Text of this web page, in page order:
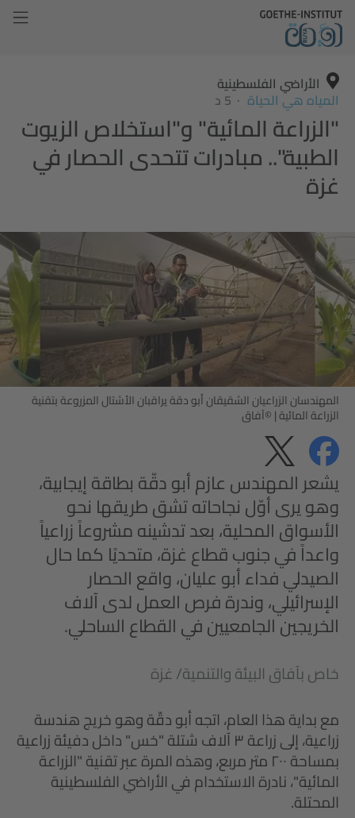
الأراضي الفلسطينية
المياه هي الحياة
"الزراعة المائية" و"استخلاص الزيوت
الطبية".. مبادرات تتحدى الحصار في
غزة
المهندسان الزراعيان الشقيقان أبو دقة يراقبان الأشتال المزروعة بتقنية
الزراعة المائية|©آفاق
مشاركةمشاركة
يشعر المهندس عازم أبو دقّة بطاقة إيجابية،
وهو يرى أوّل نجاحاته تشق طريقها نحو
الأسواق المحلية، بعد تدشينه مشروعاً زراعياً
واعداً في جنوب قطاع غزة، متحديًا كما حال
الصيدلي فداء أبو عليان، واقع الحصار
الإسرائيلي، وندرة فرص العمل لدى آلاف
الخريجين الجامعيين في القطاع الساحلي.
خاص بآفاق البيئة والتنمية/ غزة
مع بداية هذا العام، اتجه أبو دقّة وهو خريج هندسة
زراعية، إلى زراعة ٣ آلاف شتلة "خس" داخل دفيئة زراعية
بمساحة ٢٠٠ متر مربع، وهذه المرة عبر تقنية "الزراعة
المائية"، نادرة الاستخدام في الأراضي الفلسطينية
المحتلة.